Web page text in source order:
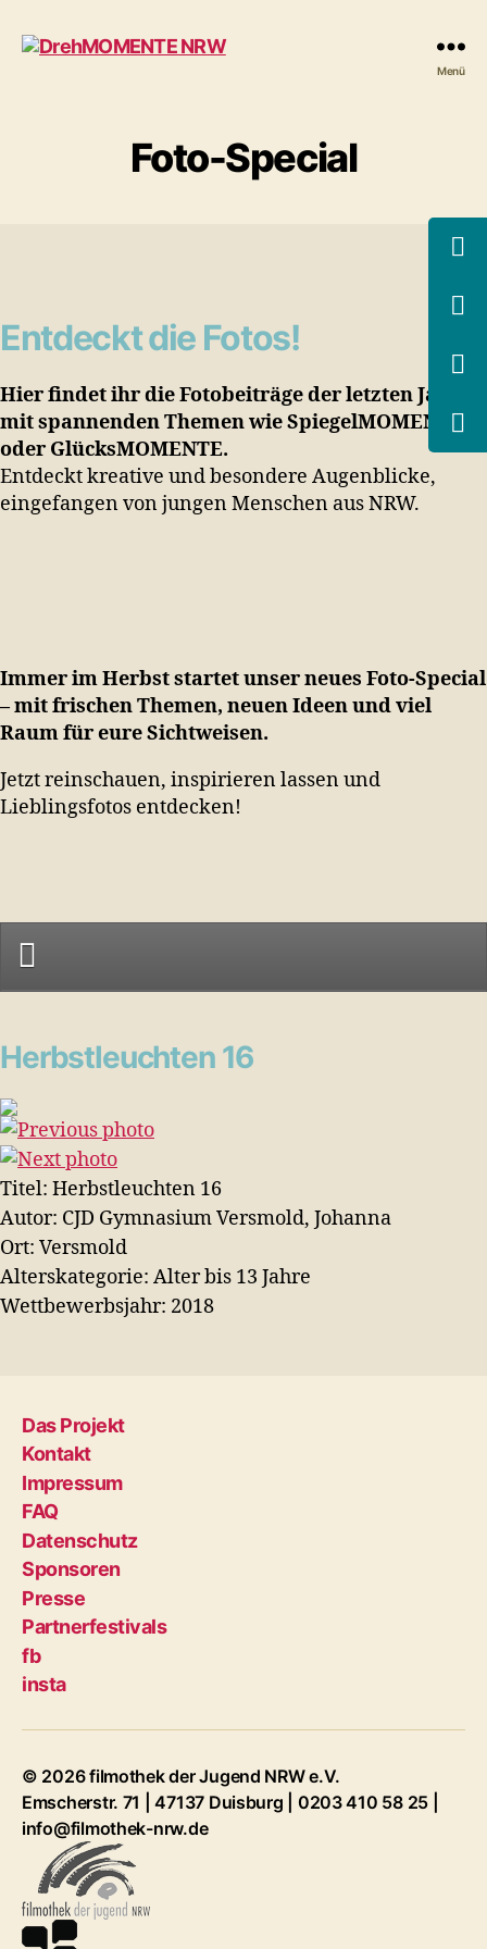
Menü
Foto-Special
Entdeckt die Fotos!
Hier findet ihr die Fotobeiträge der letzten Jahre,
mit spannenden Themen wie SpiegelMOMENTE
oder GlücksMOMENTE.
Entdeckt kreative und besondere Augenblicke,
eingefangen von jungen Menschen aus NRW.
Immer im Herbst startet unser neues Foto-Special
– mit frischen Themen, neuen Ideen und viel
Raum für eure Sichtweisen.
Jetzt reinschauen, inspirieren lassen und
Lieblingsfotos entdecken!
Herbstleuchten 16
Titel: Herbstleuchten 16
Autor: CJD Gymnasium Versmold, Johanna
Ort: Versmold
Alterskategorie: Alter bis 13 Jahre
Wettbewerbsjahr: 2018
Das Projekt
Kontakt
Impressum
FAQ
Datenschutz
Sponsoren
Presse
Partnerfestivals
fb
insta
© 2026 filmothek der Jugend NRW e.V.
Emscherstr. 71 | 47137 Duisburg | 0203 410 58 25 |
info@filmothek-nrw.de